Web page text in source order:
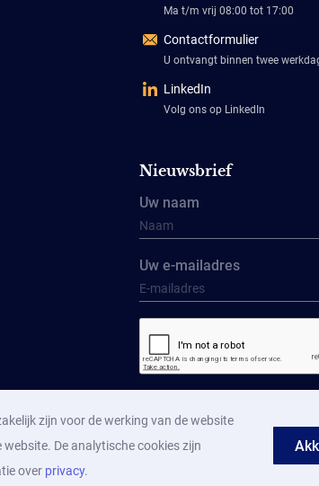
Ma t/m vrij 08:00 tot 17:00
Contactformulier
U ontvangt binnen twee
LinkedIn
Volg ons op LinkedIn
Nieuwsbrief
Uw naam
Uw e-mailadres
Aanmelden
zijn voor de werking van de website
De analytische cookies zijn
over privacy.